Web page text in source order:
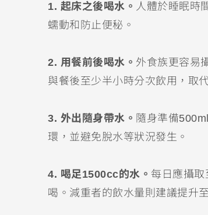
1. 起床之後喝水。 人體於睡眠時
蠕動和防止便秘。
2. 用餐前後喝水。 外食族更容易
與餐後至少半小時分次飲用，取
3. 外出隨身帶水。 隨身準備
環，並避免脫水等狀況發生。
4. 喝足1500cc的水。 每日應攝
喝。減重者的飲水量則建議提升